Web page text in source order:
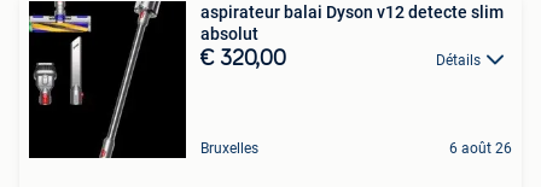
aspirateur balai Dyson v12 detecte slim
absolut
€ 320,00 Détails
Bruxelles 6 août 26